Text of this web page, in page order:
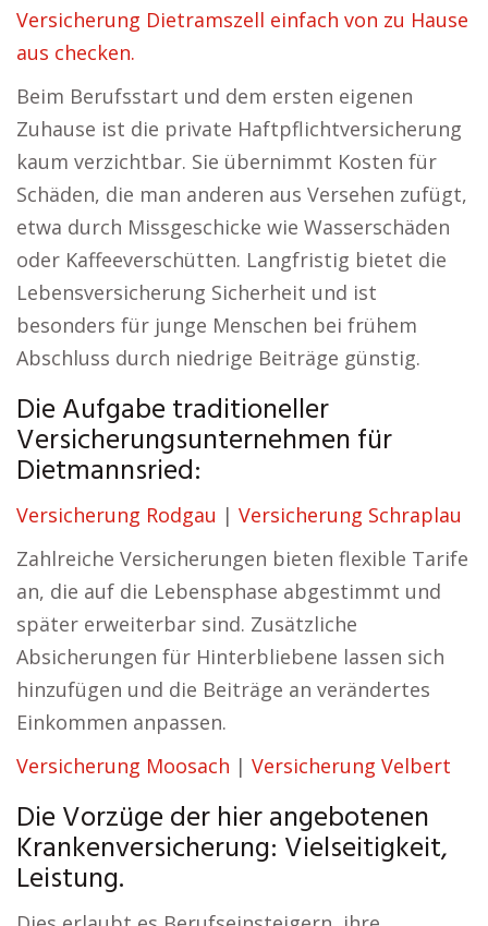
Versicherung Dietramszell einfach von zu Hause
aus checken.
Beim Berufsstart und dem ersten eigenen
Zuhause ist die private Haftpflichtversicherung
kaum verzichtbar. Sie übernimmt Kosten für
Schäden, die man anderen aus Versehen zufügt,
etwa durch Missgeschicke wie Wasserschäden
oder Kaffeeverschütten. Langfristig bietet die
Lebensversicherung Sicherheit und ist
besonders für junge Menschen bei frühem
Abschluss durch niedrige Beiträge günstig.
Die Aufgabe traditioneller
Versicherungsunternehmen für
Dietmannsried:
Versicherung Rodgau | Versicherung Schraplau
Zahlreiche Versicherungen bieten flexible Tarife
an, die auf die Lebensphase abgestimmt und
später erweiterbar sind. Zusätzliche
Absicherungen für Hinterbliebene lassen sich
hinzufügen und die Beiträge an verändertes
Einkommen anpassen.
Versicherung Moosach | Versicherung Velbert
Die Vorzüge der hier angebotenen
Krankenversicherung: Vielseitigkeit,
Leistung.